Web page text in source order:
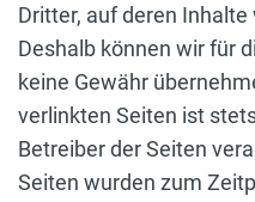
Dritter, auf deren
Deshalb können wir für
keine Gewähr
verlinkten Seiten ist
Betreiber der Seiten
Seiten wurden zum